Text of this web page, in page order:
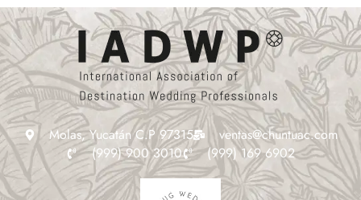
Molas, Yucatán C.P 97315
ventas@chuntuac.com
(999) 900 3010
(999) 169 6902